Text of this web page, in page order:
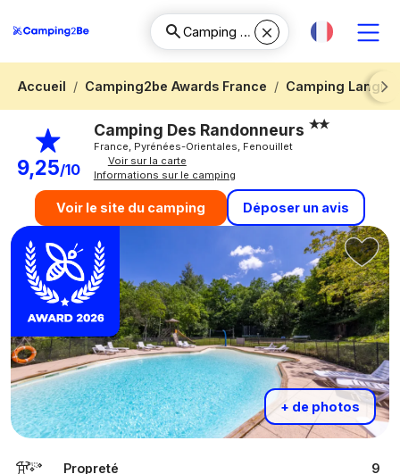
Accueil Camping2be Awards France
Camping
Next
9,25/10
Camping Des Randonneurs
France, Pyrénées-Orientales, Fenouillet
Voir sur la carte
Informations sur le camping
Voir le site du camping Déposer un avis
+ de photos
Propreté 9